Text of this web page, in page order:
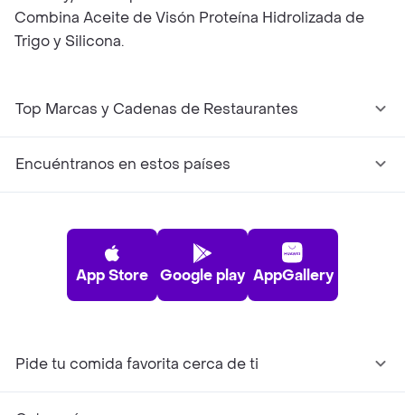
Combina Aceite de Visón Proteína Hidrolizada de
Trigo y Silicona.
Top Marcas y Cadenas de Restaurantes
Encuéntranos en estos países
App Store Google play AppGallery
Pide tu comida favorita cerca de ti